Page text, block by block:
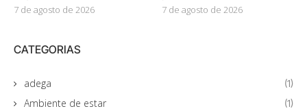
7 de agosto de 2026 7 de agosto de 2026
CATEGORIAS
adega (1)
Ambiente de estar (1)